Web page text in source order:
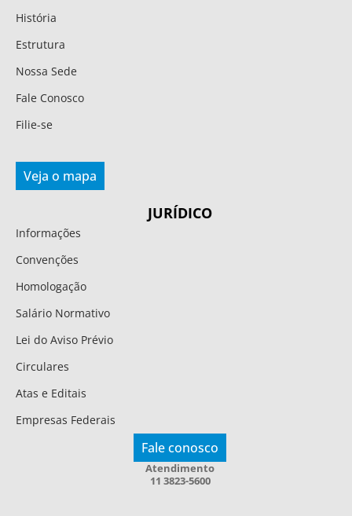
História
Estrutura
Nossa Sede
Fale Conosco
Filie-se
Veja o mapa
JURÍDICO
Informações
Convenções
Homologação
Salário Normativo
Lei do Aviso Prévio
Circulares
Atas e Editais
Empresas Federais
Fale conosco
Atendimento
11 3823-5600